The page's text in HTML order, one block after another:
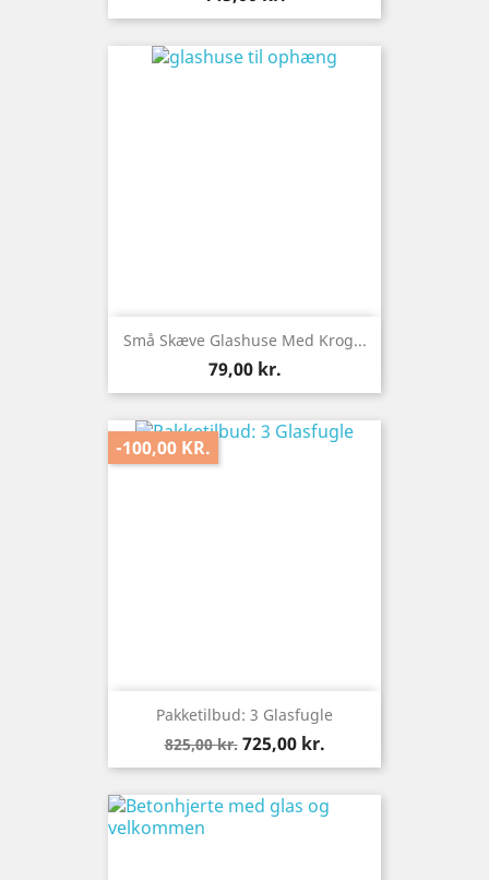
Små Skæve Glashuse Med Krog...
Pris
79,00 kr.
Pakketilbud: 3 Glasfugle
Normalpris
825,00 kr. Pris
725,00 kr.
-100,00 KR.